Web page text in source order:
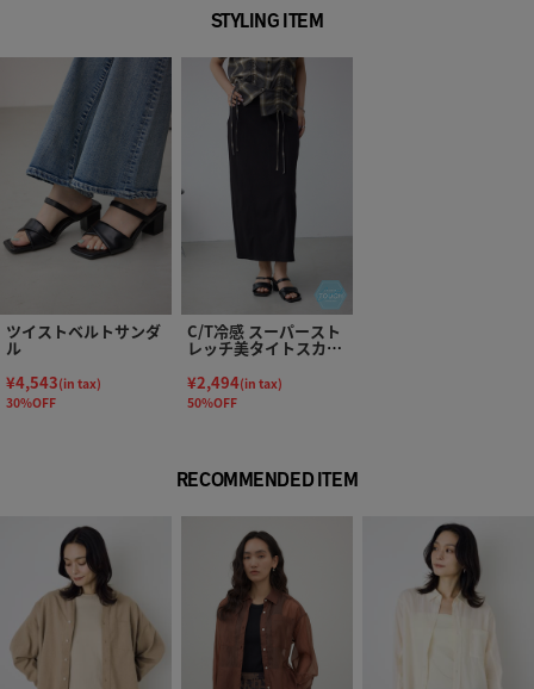
STYLING ITEM
ツイストベルトサンダ
ル
¥4,543(in tax)
30%OFF
C/T冷感 スーパースト
レッチ美タイトスカー
¥2,494(in tax)
50%OFF
RECOMMENDED ITEM